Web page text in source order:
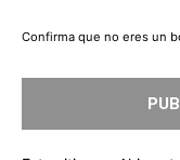
Confirma que no eres un